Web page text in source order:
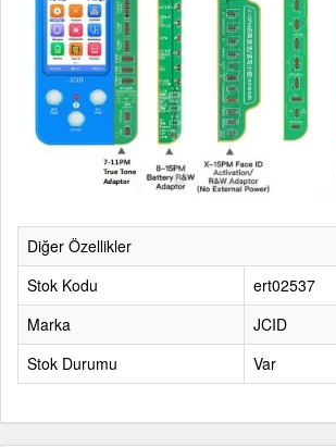
Diğer Özellikler
Stok Kodu
ert02537
Marka
JCID
Stok Durumu
Var